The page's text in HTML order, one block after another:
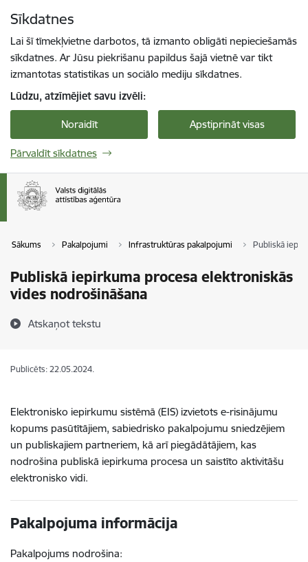
Sīkdatnes
Lai šī tīmekļvietne darbotos, tā izmanto obligāti nepieciešamās
sīkdatnes. Ar Jūsu piekrišanu papildus šajā vietnē var tikt
izmantotas statistikas un sociālo mediju sīkdatnes.
Lūdzu, atzīmējiet savu izvēli:
Noraidīt Apstiprināt visas
Pārvaldīt sīkdatnes
Sākums Pakalpojumi Infrastruktūras pakalpojumi Publiskā
Publiskā iepirkuma procesa elektroniskās
vides nodrošināšana
Atskaņot tekstu
Publicēts: 22.05.2024.
Elektronisko iepirkumu sistēmā (EIS) izvietots e-risinājumu
kopums pasūtītājiem, sabiedrisko pakalpojumu sniedzējiem
un publiskajiem partneriem, kā arī piegādātājiem, kas
nodrošina publiskā iepirkuma procesa un saistīto aktivitāšu
elektronisko vidi.
Pakalpojuma informācija
Pakalpojums nodrošina: